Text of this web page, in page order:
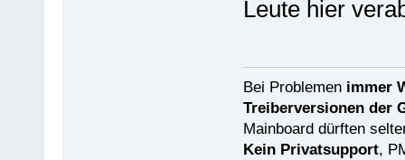
Leute hier
Bei Problemen immer
Treiberversionen der
Mainboard dürften
Kein Privatsupport,